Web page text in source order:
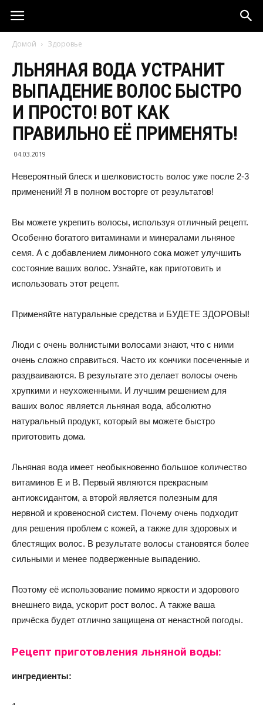
Домой Здоровье
ЛЬНЯНАЯ ВОДА УСТРАНИТ
ВЫПАДЕНИЕ ВОЛОС БЫСТРО
И ПРОСТО! ВОТ КАК
ПРАВИЛЬНО ЕЁ ПРИМЕНЯТЬ!
04.03.2019
Невероятный блеск и шелковистость волос уже после 2-3
применений! Я в полном восторге от результатов!
Вы можете укрепить волосы, используя отличный рецепт.
Особенно богатого витаминами и минералами льняное
семя. А с добавлением лимонного сока может улучшить
состояние ваших волос. Узнайте, как приготовить и
использовать этот рецепт.
Применяйте натуральные средства и БУДЕТЕ ЗДОРОВЫ!
Люди с очень волнистыми волосами знают, что с ними
очень сложно справиться. Часто их кончики посеченные и
раздваиваются. В результате это делает волосы очень
хрупкими и неухоженными. И лучшим решением для
ваших волос является льняная вода, абсолютно
натуральный продукт, который вы можете быстро
приготовить дома.
Льняная вода имеет необыкновенно большое количество
витаминов Е и В. Первый являются прекрасным
антиоксидантом, а второй является полезным для
нервной и кровеносной систем. Почему очень подходит
для решения проблем с кожей, а также для здоровых и
блестящих волос. В результате волосы становятся более
сильными и менее подверженные выпадению.
Поэтому её использование помимо яркости и здорового
внешнего вида, ускорит рост волос. А также ваша
причёска будет отлично защищена от ненастной погоды.
Рецепт приготовления льняной воды:
ингредиенты: